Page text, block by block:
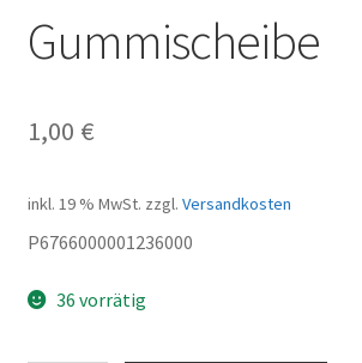
Gummischeibe
1,00 €
inkl. 19 % MwSt. zzgl. Versandkosten
P6766000001236000
36 vorrätig